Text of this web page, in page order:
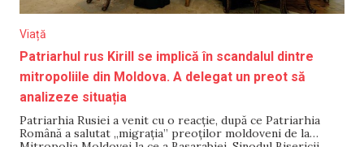
Viață
Patriarhul rus Kirill se implică în scandalul dintre
mitropoliile din Moldova. A delegat un preot să
analizeze situația
Patriarhia Rusiei a venit cu o reacție, după ce Patriarhia
Română a salutat „migrația” preoților moldoveni de la